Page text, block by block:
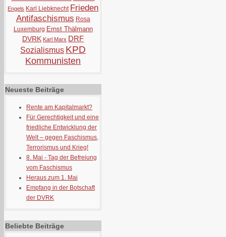
Engels Karl Liebknecht Frieden
Antifaschismus Rosa
Luxemburg Ernst Thälmann
DVRK Karl Marx DRF
Sozialismus KPD
Kommunisten
Neueste Beiträge
Rente am Kapitalmarkt?
Für Gerechtigkeit und eine
friedliche Entwicklung der
Welt – gegen Faschismus,
Terrorismus und Krieg!
8. Mai - Tag der Befreiung
vom Faschismus
Heraus zum 1. Mai
Empfang in der Botschaft
der DVRK
Beliebte Beiträge